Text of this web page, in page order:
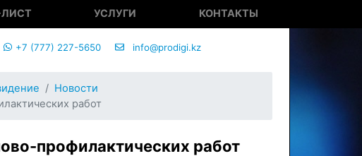
УСЛУГИ КОНТАКТЫ
+7 (777) 227-5650 info@prodigi.kz
Новости
работ
профилактических работ